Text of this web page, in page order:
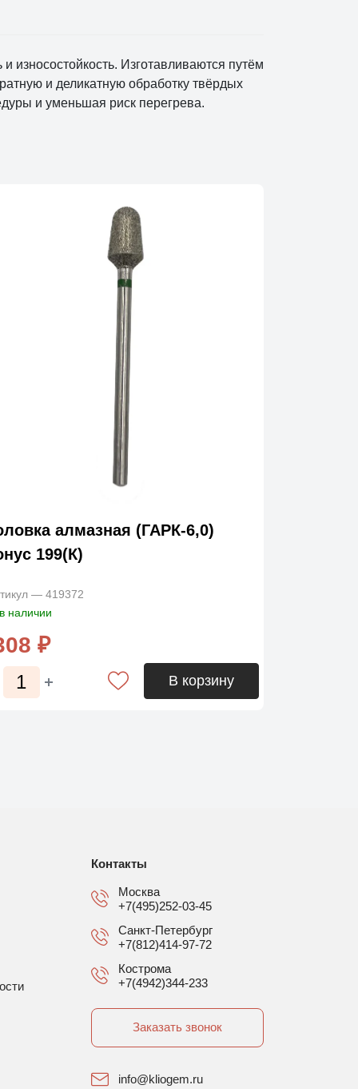
износостойкость. Изготавливаются путём
и деликатную обработку твёрдых
и уменьшая риск перегрева.
алмазная (ГАРК-6,0)
199(К)
— 419372
наличии
₽
В корзину
Контакты
Москва
+7(495)252-03-45
Санкт-Петербург
+7(812)414-97-72
Кострома
+7(4942)344-233
Заказать звонок
info@kliogem.ru